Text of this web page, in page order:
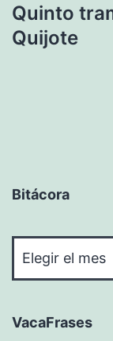
Quinto
Quijote
Bitácora
VacaFrases